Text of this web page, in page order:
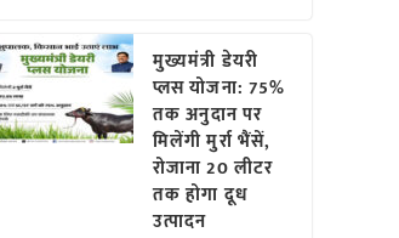
मुख्यमंत्री डेयरी
प्लस योजना: 75%
तक अनुदान पर
मिलेंगी मुर्रा भैंसें,
रोजाना 20 लीटर
तक होगा दूध
उत्पादन